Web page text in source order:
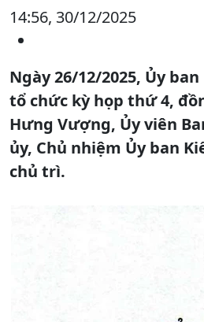
14:56, 30/12/2025
Ngày 26/12/2025, Ủy
tổ chức kỳ họp thứ 4,
Hưng Vượng, Ủy viên
ủy, Chủ nhiệm Ủy ban
chủ trì.